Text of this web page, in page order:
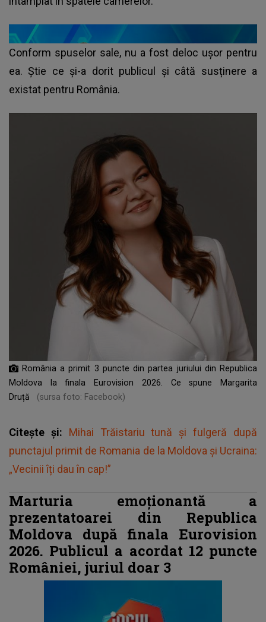
Conform spuselor sale, nu a fost deloc ușor pentru
ea. Știe ce și-a dorit publicul și câtă susținere a
existat pentru România.
România a primit 3 puncte din partea juriului din Republica
Moldova la finala Eurovision 2026. Ce spune Margarita
Druță
(sursa foto: Facebook)
Citește și: Mihai Trăistariu tună și fulgeră după
punctajul primit de Romania de la Moldova și Ucraina:
„Vecinii îți dau în cap!”
Marturia emoționantă a
prezentatoarei din Republica
Moldova după finala Eurovision
2026. Publicul a acordat 12 puncte
României, juriul doar 3